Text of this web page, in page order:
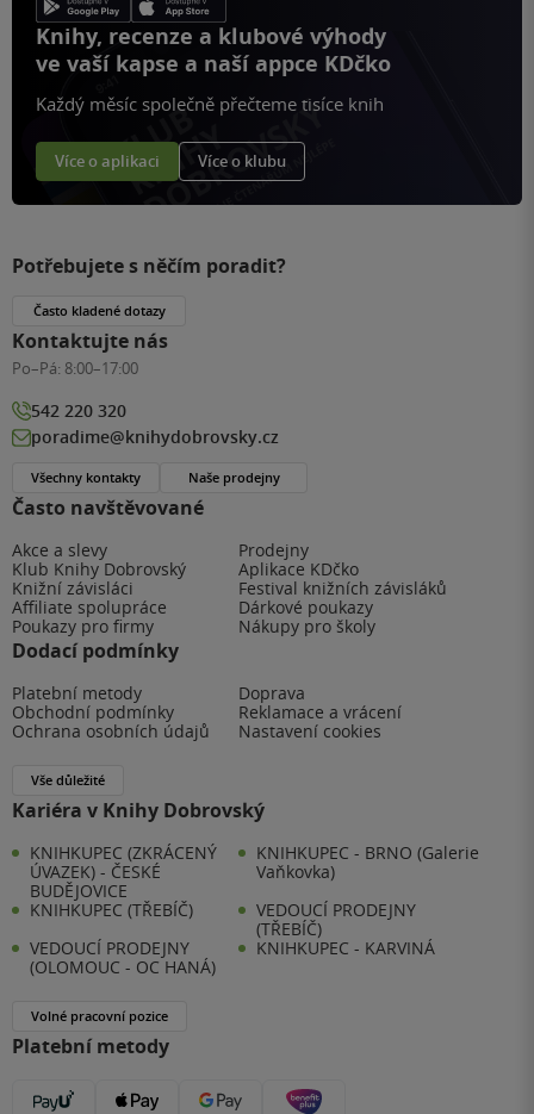
Knihy, recenze a klubové výhody
ve vaší kapse a naší appce KDčko
Každý měsíc společně přečteme tisíce knih
Více o aplikaci Více o klubu
Často navštěvované
Akce a slevy
Prodejny
Klub Knihy Dobrovský
Aplikace KDčko
Knižní závisláci
Festival knižních závisláků
Affiliate spolupráce
Dárkové poukazy
Poukazy pro firmy
Nákupy pro školy
Dodací podmínky
Platební metody
Doprava
Obchodní podmínky
Reklamace a vrácení
Ochrana osobních údajů
Nastavení cookies
Vše důležité
Kariéra v Knihy Dobrovský
KNIHKUPEC (ZKRÁCENÝ
ÚVAZEK) - ČESKÉ
BUDĚJOVICE
KNIHKUPEC - BRNO (Galerie
Vaňkovka)
KNIHKUPEC (TŘEBÍČ)
VEDOUCÍ PRODEJNY
(TŘEBÍČ)
VEDOUCÍ PRODEJNY
(OLOMOUC - OC HANÁ)
KNIHKUPEC - KARVINÁ
Volné pracovní pozice
Platební metody
Potřebujete s něčím poradit?
Často kladené dotazy
Kontaktujte nás
Po–Pá: 8:00–17:00
542 220 320
poradime@knihydobrovsky.cz
Všechny kontakty Naše prodejny